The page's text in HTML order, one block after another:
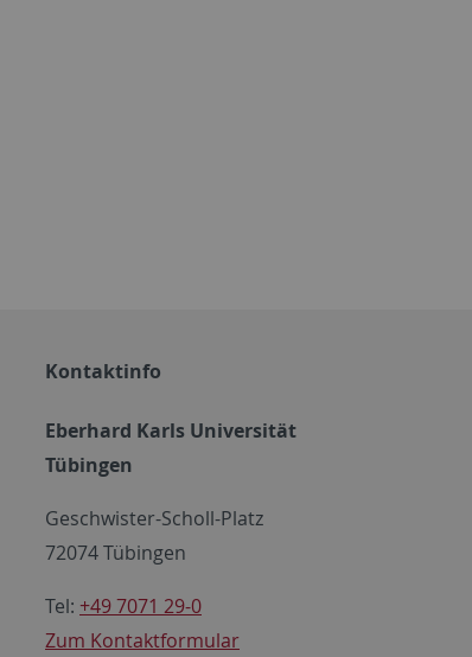
Kontaktinfo
Eberhard Karls Universität
Tübingen
Geschwister-Scholl-Platz
72074 Tübingen
Tel: +49 7071 29-0
Zum Kontaktformular